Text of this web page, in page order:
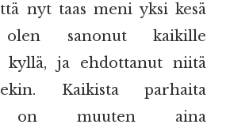
nyt taas meni yksi kesä
sanonut kaikille
kyllä, ja ehdottanut niitä
Kaikista parhaita
on muuten aina